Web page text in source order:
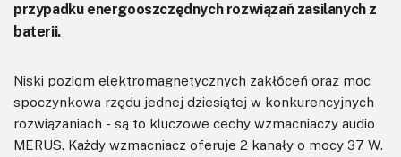
przypadku energooszczędnych rozwiązań zasilanych z
baterii.
Niski poziom elektromagnetycznych zakłóceń oraz moc
spoczynkowa rzędu jednej dziesiątej w konkurencyjnych
rozwiązaniach - są to kluczowe cechy wzmacniaczy audio
MERUS. Każdy wzmacniacz oferuje 2 kanały o mocy 37 W.